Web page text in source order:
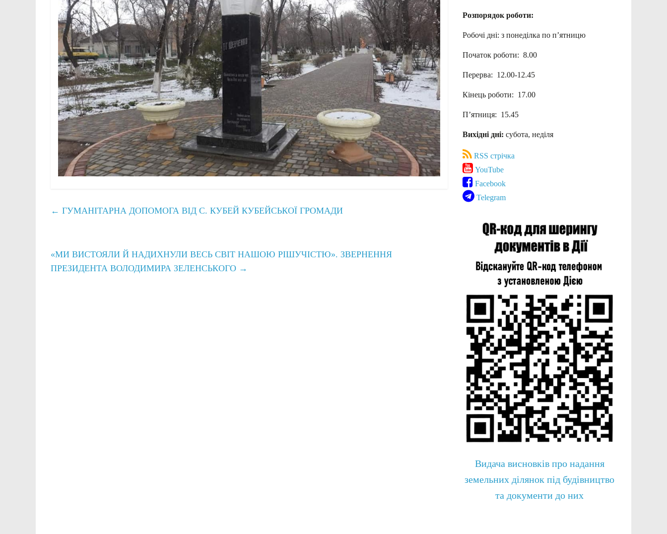
← ГУМАНІТАРНА ДОПОМОГА ВІД С. КУБЕЙ КУБЕЙСЬКОЇ ГРОМАДИ
«МИ ВИСТОЯЛИ Й НАДИХНУЛИ ВЕСЬ СВІТ НАШОЮ РІШУЧІСТЮ». ЗВЕРНЕННЯ
ПРЕЗИДЕНТА ВОЛОДИМИРА ЗЕЛЕНСЬКОГО →
Розпорядок роботи:
Робочі дні: з понеділка по п’ятницю
Початок роботи: 8.00
Перерва: 12.00-12.45
Кінець роботи: 17.00
П’ятниця: 15.45
Вихідні дні: субота, неділя
RSS стрічка
YouTube
Facebook
Telegram
Видача висновків про надання
земельних ділянок під будівництво
та документи до них